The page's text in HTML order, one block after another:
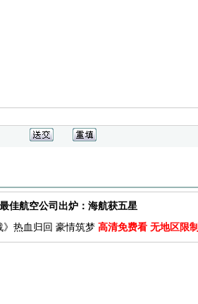
佳航空公司出炉：海航获五星
热血归回 豪情筑梦 高清免费看 无地区限制